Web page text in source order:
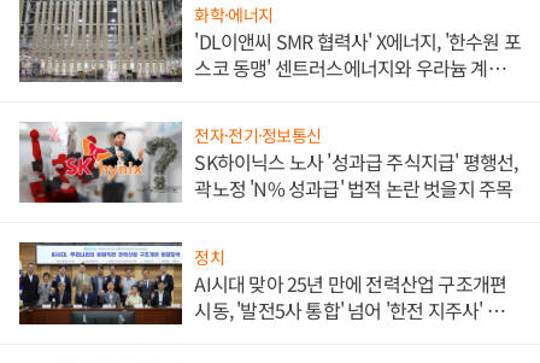
화학·에너지
'DL이앤씨 SMR 협력사' X에너지, '한수원 포
스코 동맹' 센트러스에너지와 우라늄 계약
전자·전기·정보통신
SK하이닉스 노사 '성과급 주식지급' 평행선,
곽노정 'N% 성과급' 법적 논란 벗을지 주목
정치
AI시대 맞아 25년 만에 전력산업 구조개편
시동, '발전5사 통합' 넘어 '한전 지주사' 재편